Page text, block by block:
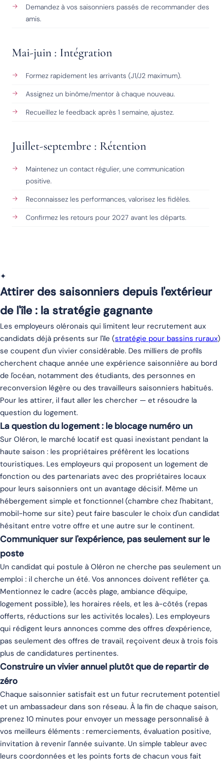
Demandez à vos saisonniers passés de recommander des
amis.
Mai-juin : Intégration
Formez rapidement les arrivants (J1/J2 maximum).
Assignez un binôme/mentor à chaque nouveau.
Recueillez le feedback après 1 semaine, ajustez.
Juillet-septembre : Rétention
Maintenez un contact régulier, une communication
positive.
Reconnaissez les performances, valorisez les fidèles.
Confirmez les retours pour 2027 avant les départs.
✦
Attirer des saisonniers depuis l'extérieur
de l'île : la stratégie gagnante
Les employeurs oléronais qui limitent leur recrutement aux
candidats déjà présents sur l'île (stratégie pour bassins ruraux)
se coupent d'un vivier considérable. Des milliers de profils
cherchent chaque année une expérience saisonnière au bord
de l'océan, notamment des étudiants, des personnes en
reconversion légère ou des travailleurs saisonniers habitués.
Pour les attirer, il faut aller les chercher — et résoudre la
question du logement.
La question du logement : le blocage numéro un
Sur Oléron, le marché locatif est quasi inexistant pendant la
haute saison : les propriétaires préfèrent les locations
touristiques. Les employeurs qui proposent un logement de
fonction ou des partenariats avec des propriétaires locaux
pour leurs saisonniers ont un avantage décisif. Même un
hébergement simple et fonctionnel (chambre chez l'habitant,
mobil-home sur site) peut faire basculer le choix d'un candidat
hésitant entre votre offre et une autre sur le continent.
Communiquer sur l'expérience, pas seulement sur le
poste
Un candidat qui postule à Oléron ne cherche pas seulement un
emploi : il cherche un été. Vos annonces doivent refléter ça.
Mentionnez le cadre (accès plage, ambiance d'équipe,
logement possible), les horaires réels, et les à-côtés (repas
offerts, réductions sur les activités locales). Les employeurs
qui rédigent leurs annonces comme des offres d'expérience,
pas seulement des offres de travail, reçoivent deux à trois fois
plus de candidatures pertinentes.
Construire un vivier annuel plutôt que de repartir de
zéro
Chaque saisonnier satisfait est un futur recrutement potentiel
et un ambassadeur dans son réseau. À la fin de chaque saison,
prenez 10 minutes pour envoyer un message personnalisé à
vos meilleurs éléments : remerciements, évaluation positive,
invitation à revenir l'année suivante. Un simple tableur avec
leurs coordonnées et les points forts de chacun vous fait